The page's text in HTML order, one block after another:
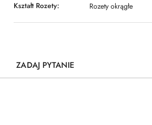
Kształt Rozety:
Rozety okrągłe
ZADAJ PYTANIE